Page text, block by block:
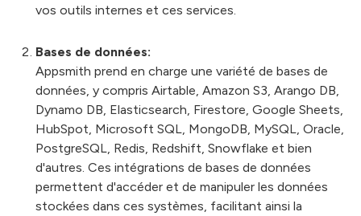
vos outils internes et ces services.
Bases de données:
Appsmith prend en charge une variété de bases de
données, y compris Airtable, Amazon S3, Arango DB,
Dynamo DB, Elasticsearch, Firestore, Google Sheets,
HubSpot, Microsoft SQL, MongoDB, MySQL, Oracle,
PostgreSQL, Redis, Redshift, Snowflake et bien
d'autres. Ces intégrations de bases de données
permettent d'accéder et de manipuler les données
stockées dans ces systèmes, facilitant ainsi la